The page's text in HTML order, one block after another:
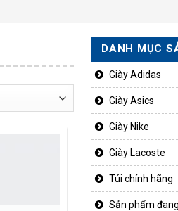
DANH MỤC
Giày Adidas
Giày Asics
Giày Nike
Giày Lacoste
Túi chính hãng
Sản phẩm